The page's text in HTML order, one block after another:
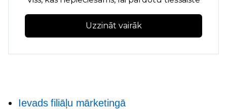
Uzzināt vairāk
Ievads filiāļu mārketingā